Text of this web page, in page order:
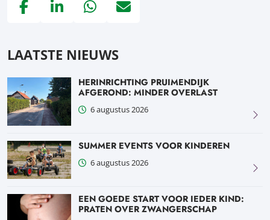
LAATSTE NIEUWS
HERINRICHTING PRUIMENDIJK
AFGEROND: MINDER OVERLAST
6 augustus 2026
SUMMER EVENTS VOOR KINDEREN
6 augustus 2026
EEN GOEDE START VOOR IEDER KIND:
PRATEN OVER ZWANGERSCHAP